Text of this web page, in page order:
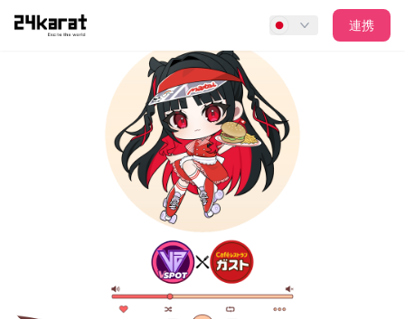
南洋まとい ガストコラボオリジナルシュチュエーションボイ
連携